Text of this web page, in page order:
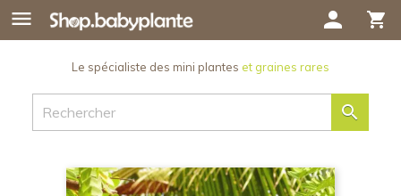
 shopping_cart
person
Le spécialiste des mini plantes et graines rares
